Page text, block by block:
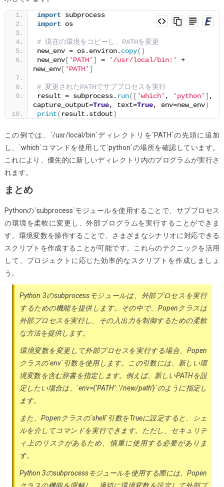
import subprocess
import os
# 現在の環境をコピーし、PATHを変更
new_env = os.environ. copy()
new_env[ 'PATH' ] = '/usr/local/bin:'
+
new_env[ 'PATH' ]
# 変更されたPATHでサブプロセスを実行
result = subprocess. run([ 'which' , 'python' ] ,
capture_output=True, text=True, env=new_env)
print(result.stdout)
この例では、`/usr/local/bin`ディレクトリを`PATH`の先頭に追加
し、`which`コマンドを使用して`python`の場所を確認しています。
これにより、優先的に新しいディレクトリ内のプログラムが実行さ
れます。
まとめ
Pythonの`subprocess`モジュールを使用することで、サブプロセス
の環境を柔軟に変更し、外部プログラムを実行することができま
す。環境変数を操作することで、さまざまなシナリオに対応できる
スクリプトを作成することが可能です。これらのテクニックを活用
して、プロジェクトに応じた効率的なスクリプトを作成しましょ
う。
Python 3のsubprocessモジュールは、外部プロセスを実行
するための機能を提供します。その中で、Popenクラスは
外部プロセスを実行し、その入出力を制御するための柔軟
な方法を提供します。
環境変数を変更して外部プロセスを実行する場合、Popen
クラスの`env`引数を使用します。この引数には、新しい環
境変数を含む辞書を指定します。例えば、新しいPATHを設
定したい場合は、`env={‘PATH’: ‘/new/path’}`のように指定し
ます。
また、Popenクラスの`shell`引数をTrueに設定すると、シェ
ルを介してコマンドを実行できます。ただし、セキュリテ
ィ上のリスクがあるため、慎重に使用する必要がありま
す。
Python 3のsubprocessモジュールを使用する際には、Popen